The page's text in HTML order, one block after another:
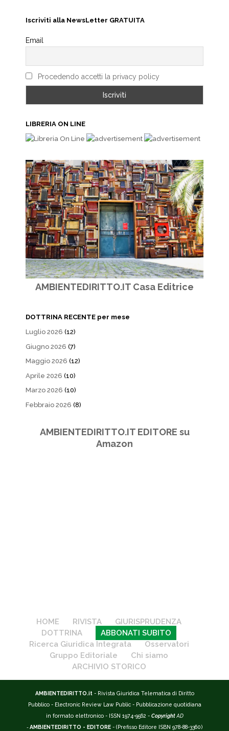
Iscriviti alla NewsLetter GRATUITA
Email
Procedendo accetti la privacy policy
LIBRERIA ON LINE
AMBIENTEDIRITTO.IT Casa Editrice
DOTTRINA RECENTE per mese
Luglio 2026 (12)
Giugno 2026 (7)
Maggio 2026 (12)
Aprile 2026 (10)
Marzo 2026 (10)
Febbraio 2026 (8)
AMBIENTEDIRITTO.IT EDITORE su
Amazon
HOME RIVISTA
GIURISPRUDENZA
DOTTRINA
ABBONATI SUBITO
Ricerca Giuridica Integrata
Osservatori
Gruppo Editoriale
Chi siamo
ARCHIVIO STORICO
AMBIENTEDIRITTO.it - Rivista Giuridica Telematica di Diritto
Pubblico - Electronic Review Law Public - Pubblicazione quotidiana
in formato elettronico - ISSN 1974-9562 - Copyright AD
-AMBIENTEDIRITTO - EDITORE - (Prefisso Editore ISBN 978-88-3360)